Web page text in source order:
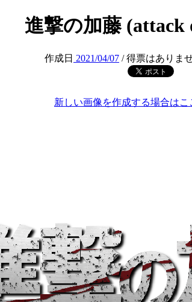
進撃の加藤 (attack
作成日 2021/04/07 / 得票はありま
新しい画像を作成する場合はこ